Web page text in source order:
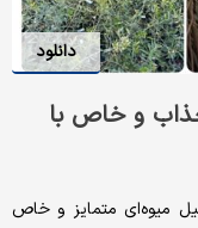
دانلود
و خاص با
میوه‌ای متمایز و خاص